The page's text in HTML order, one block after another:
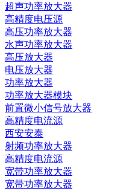
超声功率放大器
高精度电压源
高压功率放大器
水声功率放大器
高压放大器
电压放大器
功率放大器
功率放大器模块
前置微小信号放大器
高精度电流源
西安安泰
射频功率放大器
高精度电流源
宽带功率放大器
宽带功率放大器